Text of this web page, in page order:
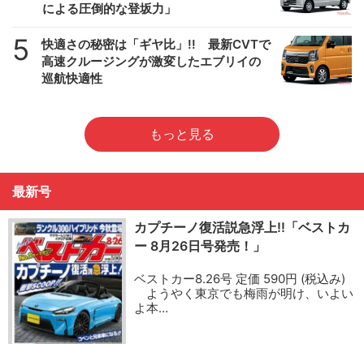
による圧倒的な登坂力」
5
快適さの秘密は「ギヤ比」!! 最新CVTで
高速クルージングが激変したエブリイの
巡航快適性
もっと見る
最新号
カプチーノ復活説急浮上!!「ベストカ
ー 8月26日号発売！」
ベストカー8.26号 定価 590円 (税込み)
ようやく東京でも梅雨が明け、いよい
よ本…